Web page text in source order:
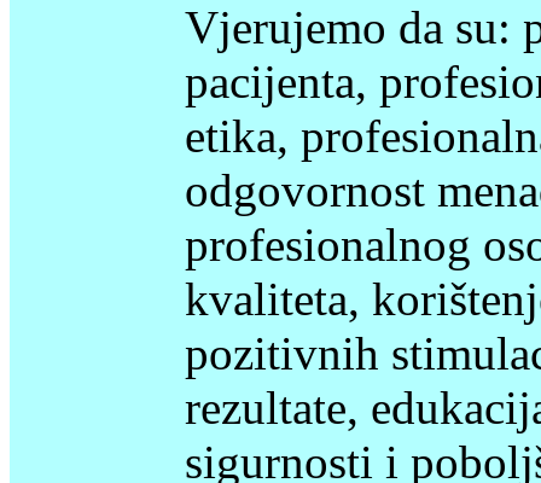
Vjerujemo da su:
pacijenta,
etika,
odgovornost
profesionalnog
kvaliteta,
pozitivnih
rezultate,
sigurnosti i